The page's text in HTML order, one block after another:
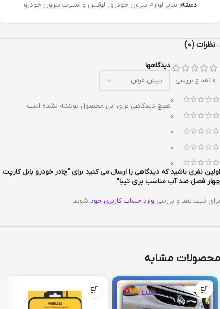
دسته: سایر لوازم بیرون خودرو , لوکس و اسپرت بیرون خودرو
نظرات (0)
0 نقد و بررسی
0
0
0
0
0
دیدگاهها
هیچ دیدگاهی برای این محصول نوشته نشده است.
اولین نفری باشید که دیدگاهی را ارسال می کنید برای “چادر خودرو بابل کارپت
چهار فصل ضد آب مناسب برای تیبا”
برای ثبت نقد و بررسی وارد حساب کاربری خود شوید.
محصولات مشابه